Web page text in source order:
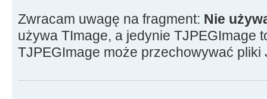
Zwracam uwagę na fragment: Nie
używa TImage, a jedynie TJPEGImage
TJPEGImage może przechowywać